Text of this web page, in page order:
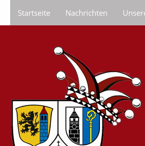
Startseite Nachrichten